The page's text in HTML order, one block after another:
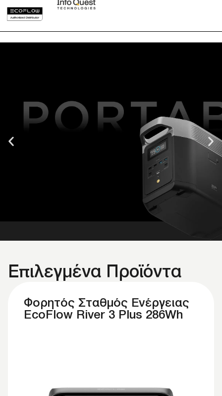
ΦΟΡΗΤΑ
POWER
Επιλεγμένα Προϊόντα
Φορητός Σταθμός Ενέργειας
EcoFlow River 3 Plus 286Wh